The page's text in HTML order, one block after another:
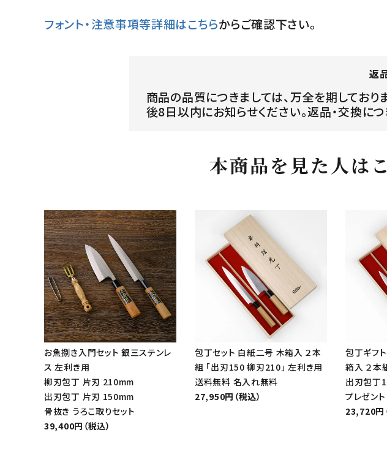
フォント・注意事項等詳細はこちらからご確認下さい。
返
商品の品質につきましては、万全を期してお
後8日以内にお知らせください。返品・交換に
本商品を見た人は
お魚捌き入門セット 銀三ステンレ
ス 左利き用
柳刃包丁 片刃 210mm
出刃包丁 片刃 150mm
骨抜き うろこ取りセット
39,400円（税込）
包丁セット 白紙二号 木箱入 ２本
組 「出刃150 柳刃210」 左利き用
送料無料 名入れ無料
27,950円（税込）
包丁ギフ
箱入 ２本
出刃包丁
プレゼン
23,720円